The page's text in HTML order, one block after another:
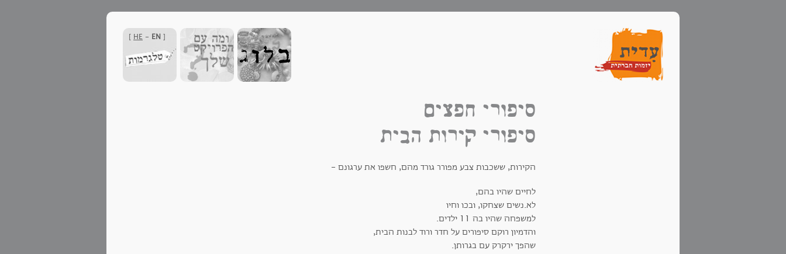
[
HE - EN
]
סיפורי חפצים
סיפורי קירות הבית
הקירות, ששכבות צבע מפורר גורד מהם, חשפו את ערגונם -
לחיים שהיו בהם,
לא.נשים שצחקו, ובכו וחיו
למשפחה שהיו בה 11 ילדים.
והדמיון רוקם סיפורים על חדר ורוד לבנות הבית,
שהפך ירקרק עם בגרותן.